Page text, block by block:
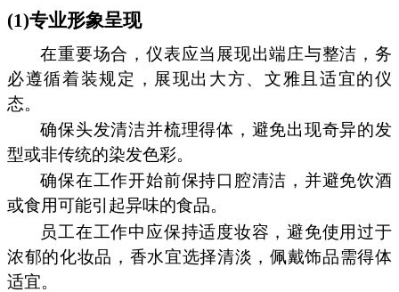
(1)专业形象呈现
在重要场合，仪表应当展现出端庄与整洁，务
必遵循着装规定，展现出大方、文雅且适宜的仪
态。
确保头发清洁并梳理得体，避免出现奇异的发
型或非传统的染发色彩。
确保在工作开始前保持口腔清洁，并避免饮酒
或食用可能引起异味的食品。
员工在工作中应保持适度妆容，避免使用过于
浓郁的化妆品，香水宜选择清淡，佩戴饰品需得体
适宜。